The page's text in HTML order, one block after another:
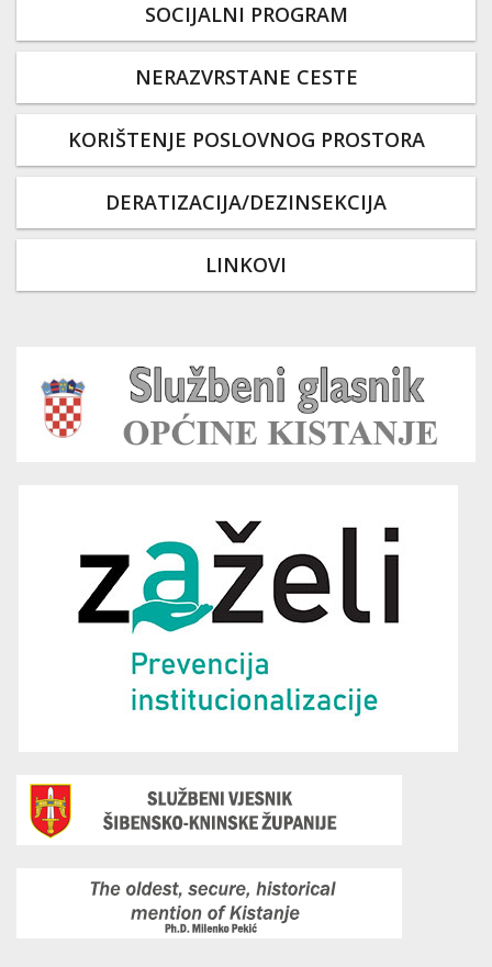
SOCIJALNI PROGRAM
NERAZVRSTANE CESTE
KORIŠTENJE POSLOVNOG PROSTORA
DERATIZACIJA/DEZINSEKCIJA
LINKOVI